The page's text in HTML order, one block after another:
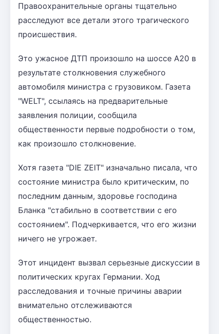
Правоохранительные органы тщательно
расследуют все детали этого трагического
происшествия.
Это ужасное ДТП произошло на шоссе A20 в
результате столкновения служебного
автомобиля министра с грузовиком. Газета
"WELT", ссылаясь на предварительные
заявления полиции, сообщила
общественности первые подробности о том,
как произошло столкновение.
Хотя газета "DIE ZEIT" изначально писала, что
состояние министра было критическим, по
последним данным, здоровье господина
Бланка "стабильно в соответствии с его
состоянием". Подчеркивается, что его жизни
ничего не угрожает.
Этот инцидент вызвал серьезные дискуссии в
политических кругах Германии. Ход
расследования и точные причины аварии
внимательно отслеживаются
общественностью.